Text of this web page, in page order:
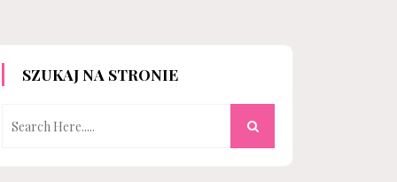
SZUKAJ NA STRONIE